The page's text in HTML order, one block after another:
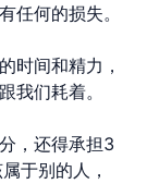
任何的损失。
时间和精力，
我们耗着。
，还得承担3
于别的人，